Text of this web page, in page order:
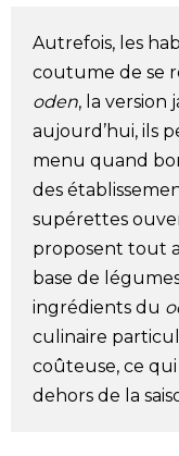
Culture
Gastronomie
Le japonais
En plus
Données
Séries
Autrefois, les
coutume de se
oden, la version
aujourd’hui, ils
menu quand
des
supérettes
proposent tout
base de
ingrédients du
culinaire
coûteuse, ce
dehors de la